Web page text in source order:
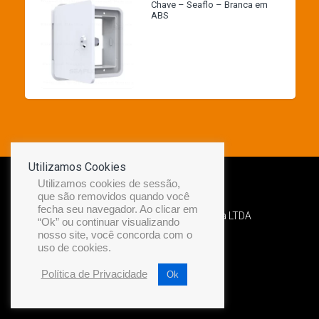
Chave – Seaflo – Branca em
ABS
Desenvolvido por Diamond Náutica LTDA
Utilizamos Cookies
Utilizamos cookies de sessão,
que são removidos quando você
fecha seu navegador. Ao clicar em
“Ok” ou continuar visualizando
nosso site, você concorda com o
uso de cookies.
Política de Privacidade Ok